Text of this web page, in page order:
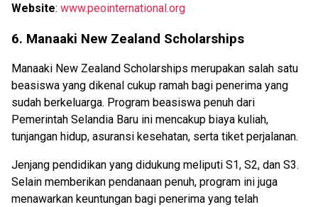
Website: www.peointernational.org
6. Manaaki New Zealand Scholarships
Manaaki New Zealand Scholarships merupakan salah satu
beasiswa yang dikenal cukup ramah bagi penerima yang
sudah berkeluarga. Program beasiswa penuh dari
Pemerintah Selandia Baru ini mencakup biaya kuliah,
tunjangan hidup, asuransi kesehatan, serta tiket perjalanan.
Jenjang pendidikan yang didukung meliputi S1, S2, dan S3.
Selain memberikan pendanaan penuh, program ini juga
menawarkan keuntungan bagi penerima yang telah